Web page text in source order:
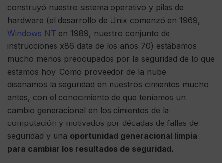
construyó nuestro sistema operativo y pilas de
hardware (el desarrollo de Unix comenzó en 1969,
Windows NT en 1989, nuestro conjunto de
instrucciones x86 data de los años 70) estábamos
mucho menos preocupados por la seguridad de lo que
estamos hoy. Como proveedor de la nube,
diseñamos la seguridad en nuestros cimientos mucho
antes, con el conocimiento de que teníamos un
cambio generacional en los cimientos de la
computación y motivados por décadas de fallas de
seguridad y una oportunidad generacional limpia
para cambiar los resultados de seguridad.